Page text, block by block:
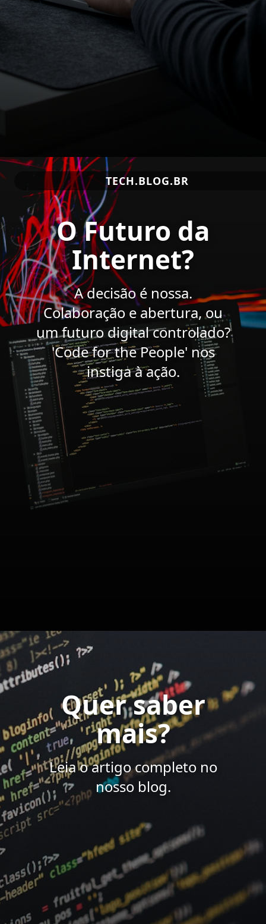
TECH.BLOG.BR
O Futuro da
Internet?
A decisão é nossa.
Colaboração e abertura, ou
um futuro digital controlado?
'Code for the People' nos
instiga à ação.
Quer saber
mais?
Leia o artigo completo no
nosso blog.